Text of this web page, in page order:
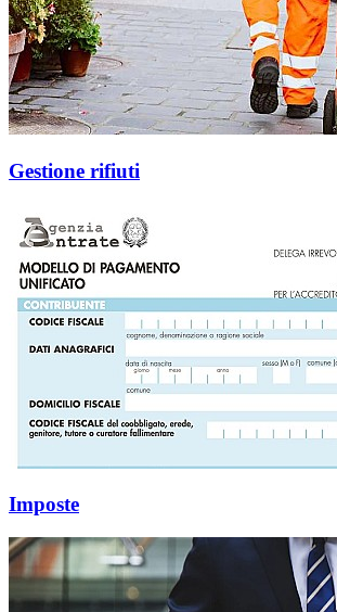
Gestione rifiuti
Imposte